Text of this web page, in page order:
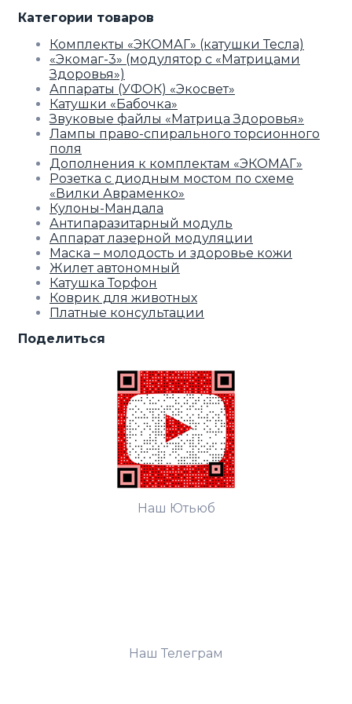
Категории товаров
Комплекты «ЭКОМАГ» (катушки Тесла)
«Экомаг-3» (модулятор с «Матрицами
Здоровья»)
Аппараты (УФОК) «Экосвет»
Катушки «Бабочка»
Звуковые файлы «Матрица Здоровья»
Лампы право-спирального торсионного
поля
Дополнения к комплектам «ЭКОМАГ»
Розетка с диодным мостом по схеме
«Вилки Авраменко»
Кулоны-Мандала
Антипаразитарный модуль
Аппарат лазерной модуляции
Маска – молодость и здоровье кожи
Жилет автономный
Катушка Торфон
Коврик для животных
Платные консультации
Поделиться
Наш Ютьюб
Наш Телеграм